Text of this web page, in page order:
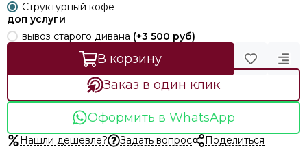
Структурный кофе
доп услуги
вывоз старого дивана (+3 500 руб)
В корзину
Заказ в один клик
Оформить в WhatsApp
Нашли дешевле? Задать вопрос Поделиться